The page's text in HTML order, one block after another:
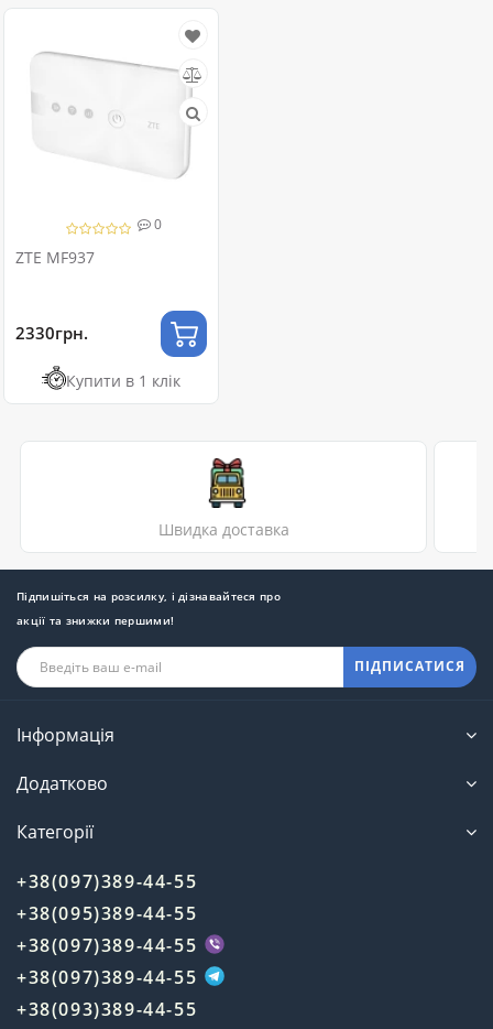
0
ZTE MF937
2330грн.
Купити в 1 клік
Швидка доставка
Підпишіться на розсилку, і дізнавайтеся про
акції та знижки першими!
ПІДПИСАТИСЯ
Інформація
Додатково
Категорії
+38(097)389-44-55
+38(095)389-44-55
+38(097)389-44-55
+38(097)389-44-55
+38(093)389-44-55